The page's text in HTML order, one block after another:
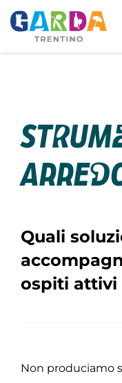
Quali
ospiti attivi
Non produciamo